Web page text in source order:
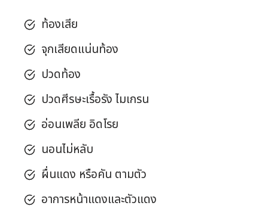
ท้องเสีย
จุกเสียดแน่นท้อง
ปวดท้อง
ปวดศีรษะเรื้อรัง ไมเกรน
อ่อนเพลีย อิดโรย
นอนไม่หลับ
ผื่นแดง หรือคัน ตามตัว
อาการหน้าแดงและตัวแดง